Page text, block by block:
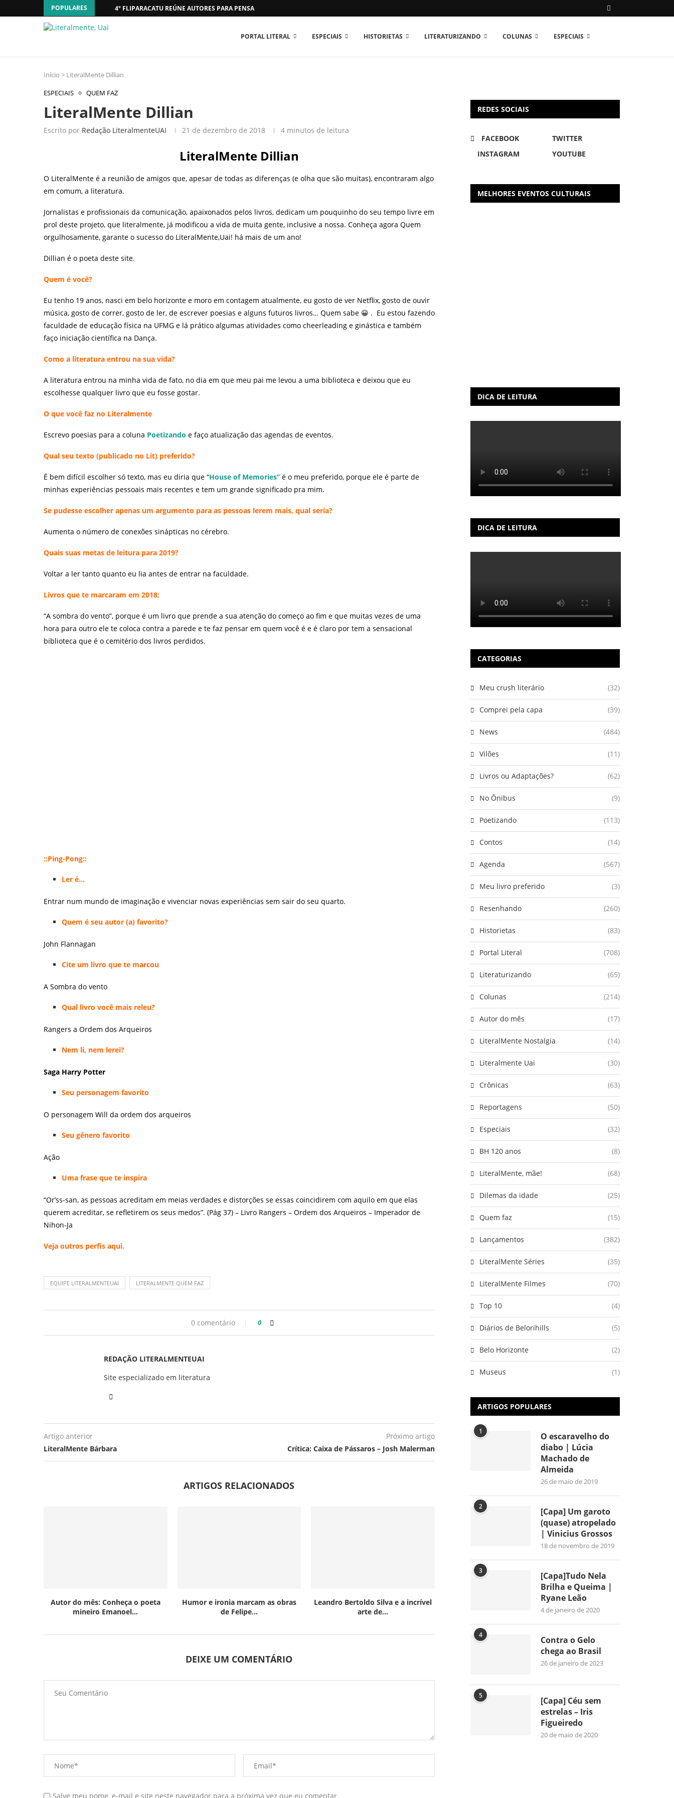
POPULARES 4º FLIPARACATU REÚNE AUTORES PARA PENSAR O MUNDO...
PORTAL LITERAL ESPECIAIS HISTORIETAS LITERATURIZANDO COLUNAS ESPECIAIS
Início > LiteralMente Dillian
ESPECIAIS
QUEM FAZ
LiteralMente Dillian
Escrito por Redação LiteralmenteUAI 21 de dezembro de 2018 4 minutos de leitura
LiteralMente Dillian
O LiteralMente é a reunião de amigos que, apesar de todas as diferenças (e olha que são muitas), encontraram algo
em comum, a literatura.
Jornalistas e profissionais da comunicação, apaixonados pelos livros, dedicam um pouquinho do seu tempo livre em
prol deste projeto, que literalmente, já modificou a vida de muita gente, inclusive a nossa. Conheça agora Quem
orgulhosamente, garante o sucesso do LiteralMente,Uai! há mais de um ano!
Dillian é o poeta deste site.
Quem é você?
Eu tenho 19 anos, nasci em belo horizonte e moro em contagem atualmente, eu gosto de ver Netflix, gosto de ouvir
música, gosto de correr, gosto de ler, de escrever poesias e alguns futuros livros… Quem sabe 😀 . Eu estou fazendo
faculdade de educação física na UFMG e lá prático algumas atividades como cheerleading e ginástica e também
faço iniciação científica na Dança.
Como a literatura entrou na sua vida?
A literatura entrou na minha vida de fato, no dia em que meu pai me levou a uma biblioteca e deixou que eu
escolhesse qualquer livro que eu fosse gostar.
O que você faz no Literalmente
Escrevo poesias para a coluna Poetizando e faço atualização das agendas de eventos.
Qual seu texto (publicado no Lit) preferido?
É bem difícil escolher só texto, mas eu diria que “House of Memories” é o meu preferido, porque ele é parte de
minhas experiências pessoais mais recentes e tem um grande significado pra mim.
Se pudesse escolher apenas um argumento para as pessoas lerem mais, qual seria?
Aumenta o número de conexões sinápticas no cérebro.
Quais suas metas de leitura para 2019?
Voltar a ler tanto quanto eu lia antes de entrar na faculdade.
Livros que te marcaram em 2018:
“A sombra do vento”, porque é um livro que prende a sua atenção do começo ao fim e que muitas vezes de uma
hora para outro ele te coloca contra a parede e te faz pensar em quem você é e é claro por tem a sensacional
biblioteca que é o cemitério dos livros perdidos.
::Ping-Pong::
Ler é…
Entrar num mundo de imaginação e vivenciar novas experiências sem sair do seu quarto.
Quem é seu autor (a) favorito?
John Flannagan
Cite um livro que te marcou
A Sombra do vento
Qual livro você mais releu?
Rangers a Ordem dos Arqueiros
Nem li, nem lerei?
Saga Harry Potter
Seu personagem favorito
O personagem Will da ordem dos arqueiros
Seu gênero favorito
Ação
Uma frase que te inspira
“Or’ss-san, as pessoas acreditam em meias verdades e distorções se essas coincidirem com aquilo em que elas
querem acreditar, se refletirem os seus medos”. (Pág 37) – Livro Rangers – Ordem dos Arqueiros – Imperador de
Nihon-Ja
Veja outros perfis aqui.
EQUIPE LITERALMENTEUAI LITERALMENTE QUEM FAZ
0 comentário 0
REDAÇÃO LITERALMENTEUAI
Site especializado em literatura
Artigo anterior
LiteralMente Bárbara
Próximo artigo
Crítica: Caixa de Pássaros – Josh Malerman
ARTIGOS RELACIONADOS
Autor do mês: Conheça o poeta
mineiro Emanoel...
Humor e ironia marcam as obras
de Felipe...
Leandro Bertoldo Silva e a incrível
arte de...
DEIXE UM COMENTÁRIO
Salve meu nome, e-mail e site neste navegador para a próxima vez que eu comentar.
REDES SOCIAIS
FACEBOOK
TWITTER
INSTAGRAM
YOUTUBE
MELHORES EVENTOS CULTURAIS
DICA DE LEITURA
DICA DE LEITURA
CATEGORIAS
Meu crush literário (32)
Comprei pela capa (39)
News (484)
Vilões (11)
Livros ou Adaptações? (62)
No Ônibus (9)
Poetizando (113)
Contos (14)
Agenda (567)
Meu livro preferido (3)
Resenhando (260)
Historietas (83)
Portal Literal (708)
Literaturizando (65)
Colunas (214)
Autor do mês (17)
LiteralMente Nostalgia (14)
Literalmente Uai (30)
Crônicas (63)
Reportagens (50)
Especiais (32)
BH 120 anos (8)
LiteralMente, mãe! (68)
Dilemas da idade (25)
Quem faz (15)
Lançamentos (382)
LiteralMente Séries (35)
LiteralMente Filmes (70)
Top 10 (4)
Diários de Belorihills (5)
Belo Horizonte (2)
Museus (1)
ARTIGOS POPULARES
1
O escaravelho do
diabo | Lúcia
Machado de
Almeida
26 de maio de 2019
2
[Capa] Um garoto
(quase) atropelado
| Vinicius Grossos
18 de novembro de 2019
3
[Capa]Tudo Nela
Brilha e Queima |
Ryane Leão
4 de janeiro de 2020
4
Contra o Gelo
chega ao Brasil
26 de janeiro de 2023
5
[Capa] Céu sem
estrelas – Iris
Figueiredo
20 de maio de 2020